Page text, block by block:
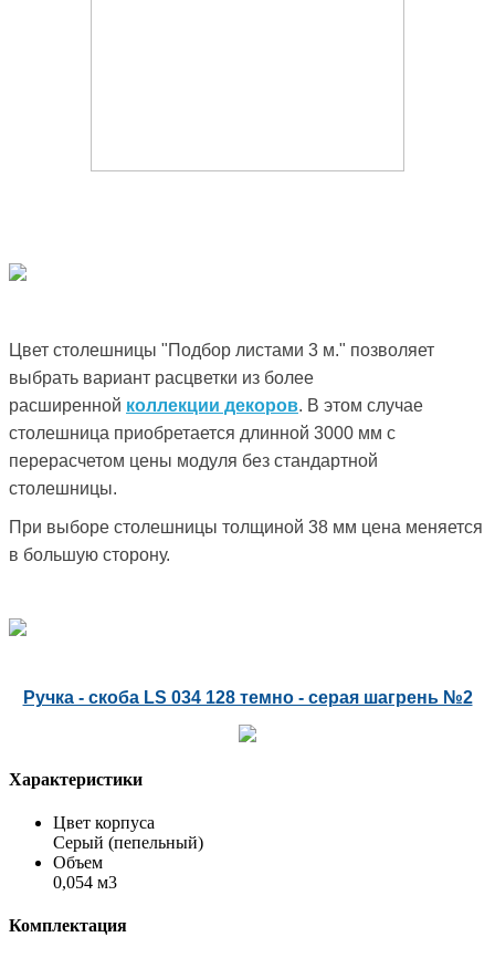
Цвет столешницы "Подбор листами 3 м." позволяет
выбрать вариант расцветки из более
расширенной коллекции декоров. В этом случае
столешница приобретается длинной 3000 мм с
перерасчетом цены модуля без стандартной
столешницы.
При выборе столешницы толщиной 38 мм цена меняется
в большую сторону.
Ручка - скоба LS 034 128 темно - серая шагрень №2
Характеристики
Цвет корпуса
Серый (пепельный)
Объем
0,054 м3
Комплектация